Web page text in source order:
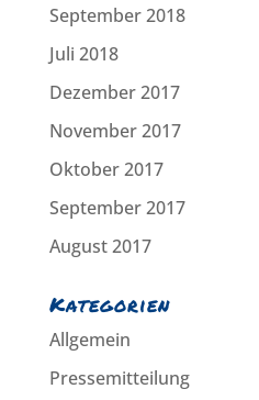
September 2018
Juli 2018
Dezember 2017
November 2017
Oktober 2017
September 2017
August 2017
Kategorien
Allgemein
Pressemitteilung